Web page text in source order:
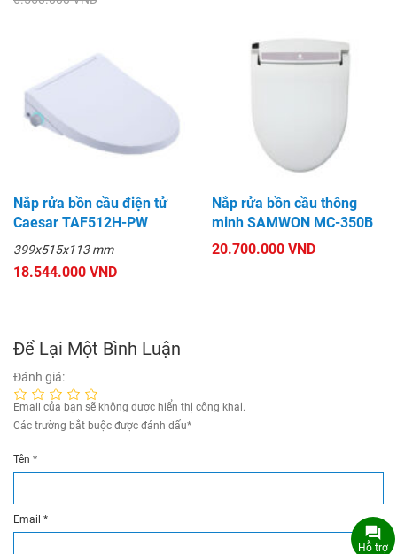
Nắp rửa bồn cầu điện tử
Caesar TAF512H-PW
399x515x113 mm
18.544.000 VND
Nắp rửa bồn cầu thông
minh SAMWON MC-350B
20.700.000 VND
Để Lại Một Bình Luận
Đánh giá:
Email của bạn sẽ không được hiển thị công khai.
Các trường bắt buộc được đánh dấu*
Tên *
Email *
Hỗ trợ